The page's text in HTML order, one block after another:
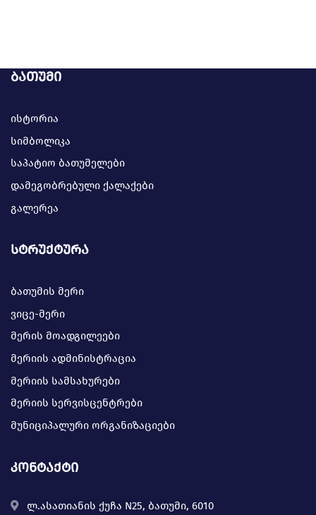
ბათუმი
ისტორია
სიმბოლიკა
საპატიო ბათუმელები
დამეგობრებული ქალაქები
გალერეა
სტრუქტურა
ბათუმის მერი
ვიცე-მერი
მერის მოადგილეები
მერიის ადმინისტრაცია
მერიის სამსახურები
მერიის სერვისცენტრები
მუნიციპალური ორგანიზაციები
კონტაქტი
ლ.ასათიანის ქუჩა N25, ბათუმი, 6010